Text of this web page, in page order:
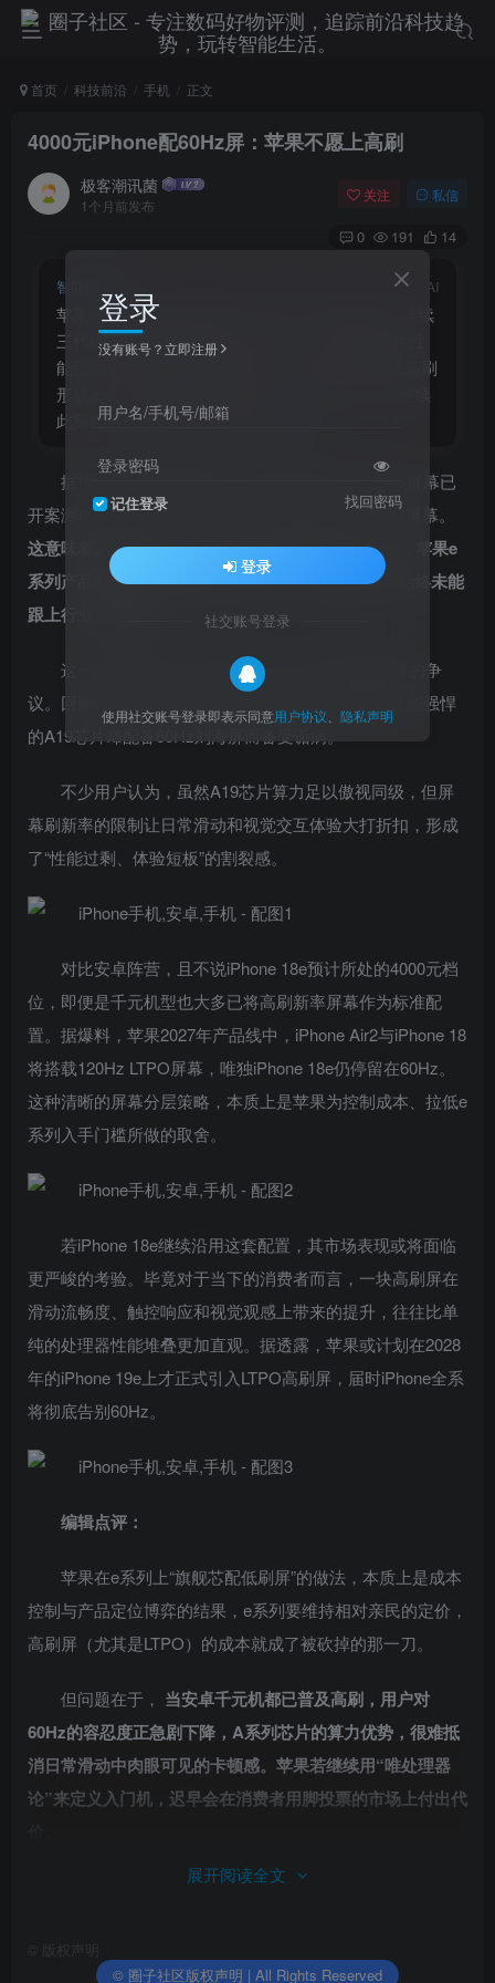
首页 科技前沿 手机 正文
4000元iPhone配60Hz屏：苹果不愿上高刷
极客潮讯菌
1个月前发布
关注 私信
0 191 14
智能摘要 AI
苹果iPhone 18e将沿用60Hz LTPS OLED屏幕，连续
三代e系列未搭载高刷，引发争议。尽管A19芯片性
能强劲，但屏幕体验成短板，与安卓千元机普及高刷
形成反差。苹果或2028年才引入LTPO高刷，若继续
此策略，市场表现或面临考验。
据博主数码闲聊站爆料，苹果明年的iPhone 18e屏幕已
开案测试，将采用一块6.12英寸的60Hz LTPS OLED屏幕。
这意味着从iPhone 16e、iPhone 17e到iPhone 18e，苹果e
系列产品将连续三代标配60Hz屏幕，在刷新率方面始终未能
跟上行业主流步伐。
这一消息再次引发市场对苹果入门机型屏幕策略的争
议。回顾今年上半年，iPhone 17e上市时便因搭载性能强悍
的A19芯片却配备60Hz刘海屏而备受诟病。
不少用户认为，虽然A19芯片算力足以傲视同级，但屏
幕刷新率的限制让日常滑动和视觉交互体验大打折扣，形成
了“性能过剩、体验短板”的割裂感。
对比安卓阵营，且不说iPhone 18e预计所处的4000元档
位，即便是千元机型也大多已将高刷新率屏幕作为标准配
置。据爆料，苹果2027年产品线中，iPhone Air2与iPhone 18
将搭载120Hz LTPO屏幕，唯独iPhone 18e仍停留在60Hz。
这种清晰的屏幕分层策略，本质上是苹果为控制成本、拉低e
系列入手门槛所做的取舍。
若iPhone 18e继续沿用这套配置，其市场表现或将面临
更严峻的考验。毕竟对于当下的消费者而言，一块高刷屏在
滑动流畅度、触控响应和视觉观感上带来的提升，往往比单
纯的处理器性能堆叠更加直观。据透露，苹果或计划在2028
年的iPhone 19e上才正式引入LTPO高刷屏，届时iPhone全系
将彻底告别60Hz。
编辑点评：
苹果在e系列上“旗舰芯配低刷屏”的做法，本质上是成本
控制与产品定位博弈的结果，e系列要维持相对亲民的定价，
高刷屏（尤其是LTPO）的成本就成了被砍掉的那一刀。
但问题在于， 当安卓千元机都已普及高刷，用户对
60Hz的容忍度正急剧下降，A系列芯片的算力优势，很难抵
消日常滑动中肉眼可见的卡顿感。苹果若继续用“唯处理器
论”来定义入门机，迟早会在消费者用脚投票的市场上付出代
责任编辑：振亭
展开阅读全文
版权声明
© 圈子社区版权声明 | All Rights Reserved
登录
没有账号？立即注册
用户名/手机号/邮箱
登录密码
记住登录 找回密码
登录
社交账号登录
使用社交账号登录即表示同意用户协议 隐私声明